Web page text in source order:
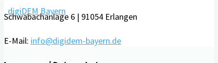
Schwabachanlage 6 | 91054 Erlangen
E-Mail: info@digidem-bayern.de